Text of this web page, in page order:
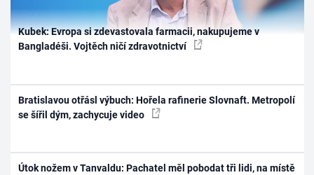
Kubek: Evropa si zdevastovala farmacii, nakupujeme v
Bangladéši. Vojtěch ničí zdravotnictví
Bratislavou otřásl výbuch: Hořela rafinerie Slovnaft. Metropolí
se šířil dým, zachycuje video
Útok nožem v Tanvaldu: Pachatel měl pobodat tři lidi, na místě